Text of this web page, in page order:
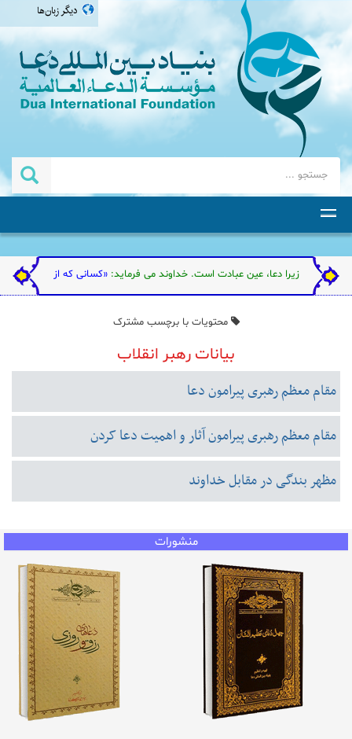
دیگر زبان‌ها
العربية
english
اردو
است. زیرا دعا، عین عبادت است. خداوند می فرماید:«کسانی که از عبادت من گردن
محتویات با برچسب مشترک
بیانات رهبر انقلاب
مقام معظم رهبری پیرامون دعا
مقام معظم رهبری پیرامون آثار و اهمیت دعا کردن
مظهر بندگی در مقابل خداوند
منشورات